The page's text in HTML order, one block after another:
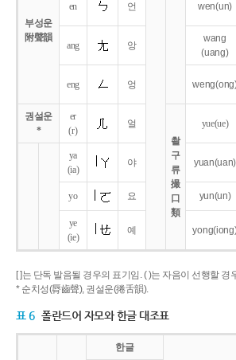
부성운
附聲韻
en 언 wen(un)
ang 앙
wang
(uang)
eng 엉 weng
권설운
*
er
(r)
얼
촬
구
류
撮
口
類
yue(ue)
ya
(ia)
야 yuan(uan)
yo 요 yun(un)
ye
(ie)
예 yong
[ ]는 단독 발음될 경우의 표기임. ( )는 자음이 선행할 경
* 순치성(脣齒聲), 권설운(捲舌韻).
표 6 폴란드어 자모와 한글 대조표
한글